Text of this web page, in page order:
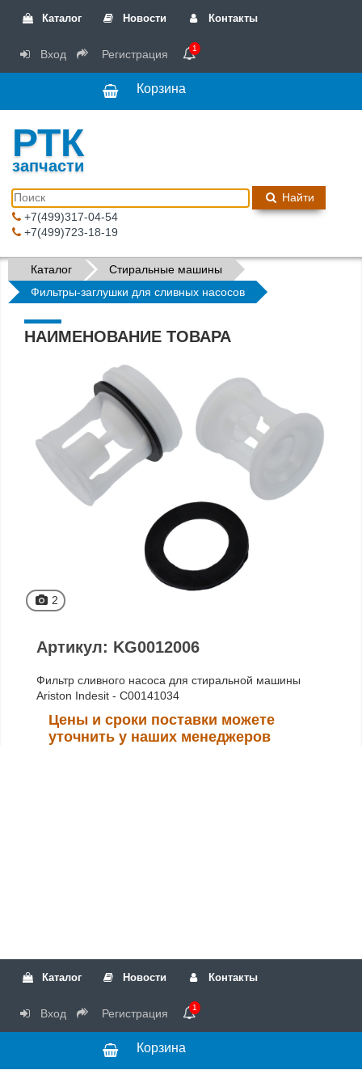
Каталог Новости Контакты
Вход Регистрация 1
Корзина
РТК
запчасти
Найти
+7(499)317-04-54
+7(499)723-18-19
Каталог
Стиральные машины
Фильтры-заглушки для сливных насосов
НАИМЕНОВАНИЕ ТОВАРА
2
Артикул: KG0012006
Фильтр сливного насоса для стиральной машины
Ariston Indesit - C00141034
Цены и сроки поставки можете
уточнить у наших менеджеров
Каталог Новости Контакты
Вход Регистрация 1
Корзина